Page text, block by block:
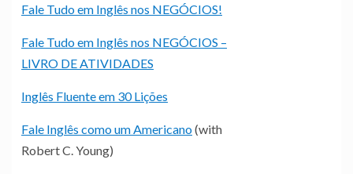
Fale Tudo em Inglês nos NEGÓCIOS!
Fale Tudo em Inglês nos NEGÓCIOS –
LIVRO DE ATIVIDADES
Inglês Fluente em 30 Lições
Fale Inglês como um Americano(with
Robert C. Young)